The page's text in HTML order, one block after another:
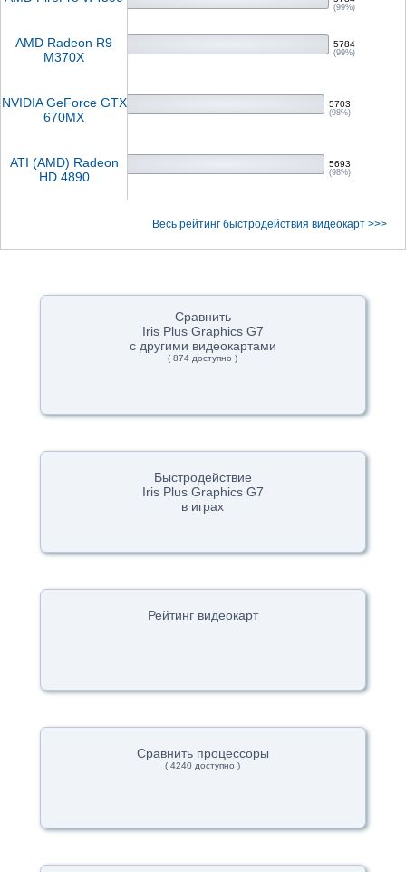
(99%)
AMD Radeon R9
M370X
5784
(99%)
NVIDIA GeForce GTX
670MX
5703
(98%)
ATI (AMD) Radeon
HD 4890
5693
(98%)
Весь рейтинг быстродействия видеокарт >>>
Сравнить
Iris Plus Graphics G7
с другими видеокартами
( 874 доступно )
Быстродействие
Iris Plus Graphics G7
в играх
Рейтинг видеокарт
Сравнить процессоры
( 4240 доступно )